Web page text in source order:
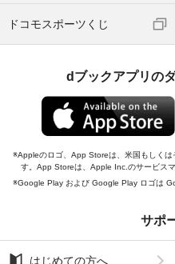
ドコモスポーツくじ
dブックアプリの
Appleのロゴ、App Storeは、米国もしく
す。App Storeは、Apple Inc.のサービスマ
Google Play および Google Play ロゴは
サポ
はじめての方へ